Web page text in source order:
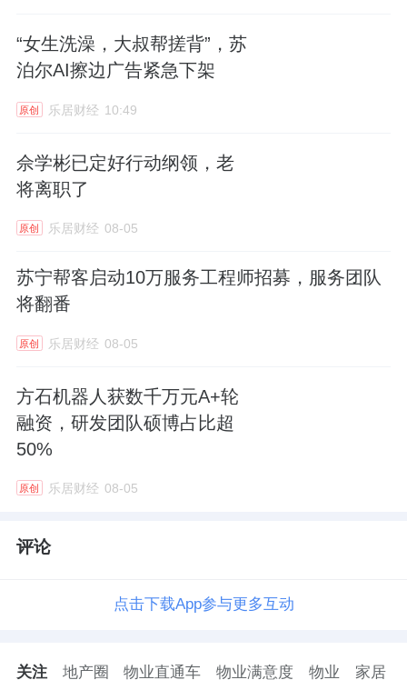
“女生洗澡，大叔帮搓背”，苏
泊尔AI擦边广告紧急下架
原创 乐居财经 10:49
佘学彬已定好行动纲领，老
将离职了
原创 乐居财经 08-05
苏宁帮客启动10万服务工程师招募，服务团队
将翻番
原创 乐居财经 08-05
方石机器人获数千万元A+轮
融资，研发团队硕博占比超
50%
原创 乐居财经 08-05
评论
点击下载App参与更多互动
关注 地产圈 物业直通车 物业满意度 物业 家居